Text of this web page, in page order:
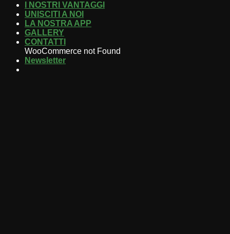
I NOSTRI VANTAGGI
UNISCITI A NOI
LA NOSTRA APP
GALLERY
CONTATTI
WooCommerce not Found
Newsletter